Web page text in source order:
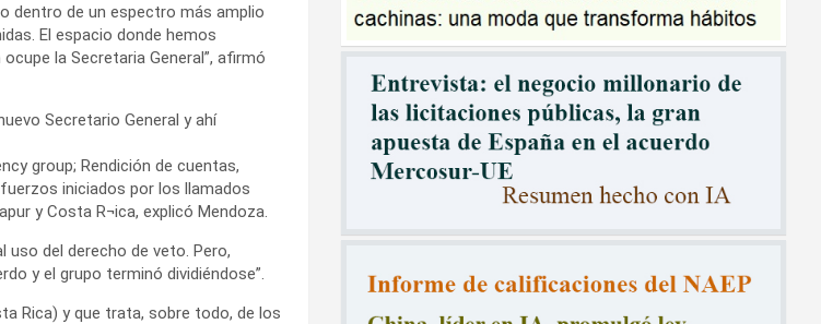
dentro de un espectro más amplio
El espacio donde hemos
la Secretaria General”, afirmó
Secretario General y ahí
group; Rendición de cuentas,
iniciados por los llamados
y Costa R¬ica, explicó Mendoza.
uso del derecho de veto. Pero,
y el grupo terminó dividiéndose”.
Rica) y que trata, sobre todo, de los